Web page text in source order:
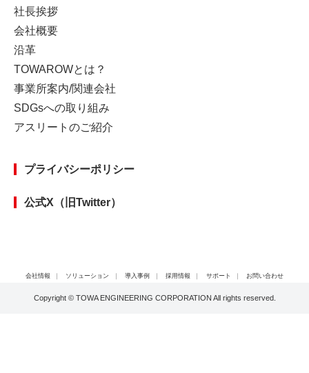
社長挨拶
会社概要
沿革
TOWAROWとは？
事業所案内/関連会社
SDGsへの取り組み
アスリートのご紹介
プライバシーポリシー
公式X（旧Twitter）
会社情報 ソリューション 導入事例 採用情報 サポート お問い合わせ
Copyright © TOWA ENGINEERING CORPORATION All rights reserved.